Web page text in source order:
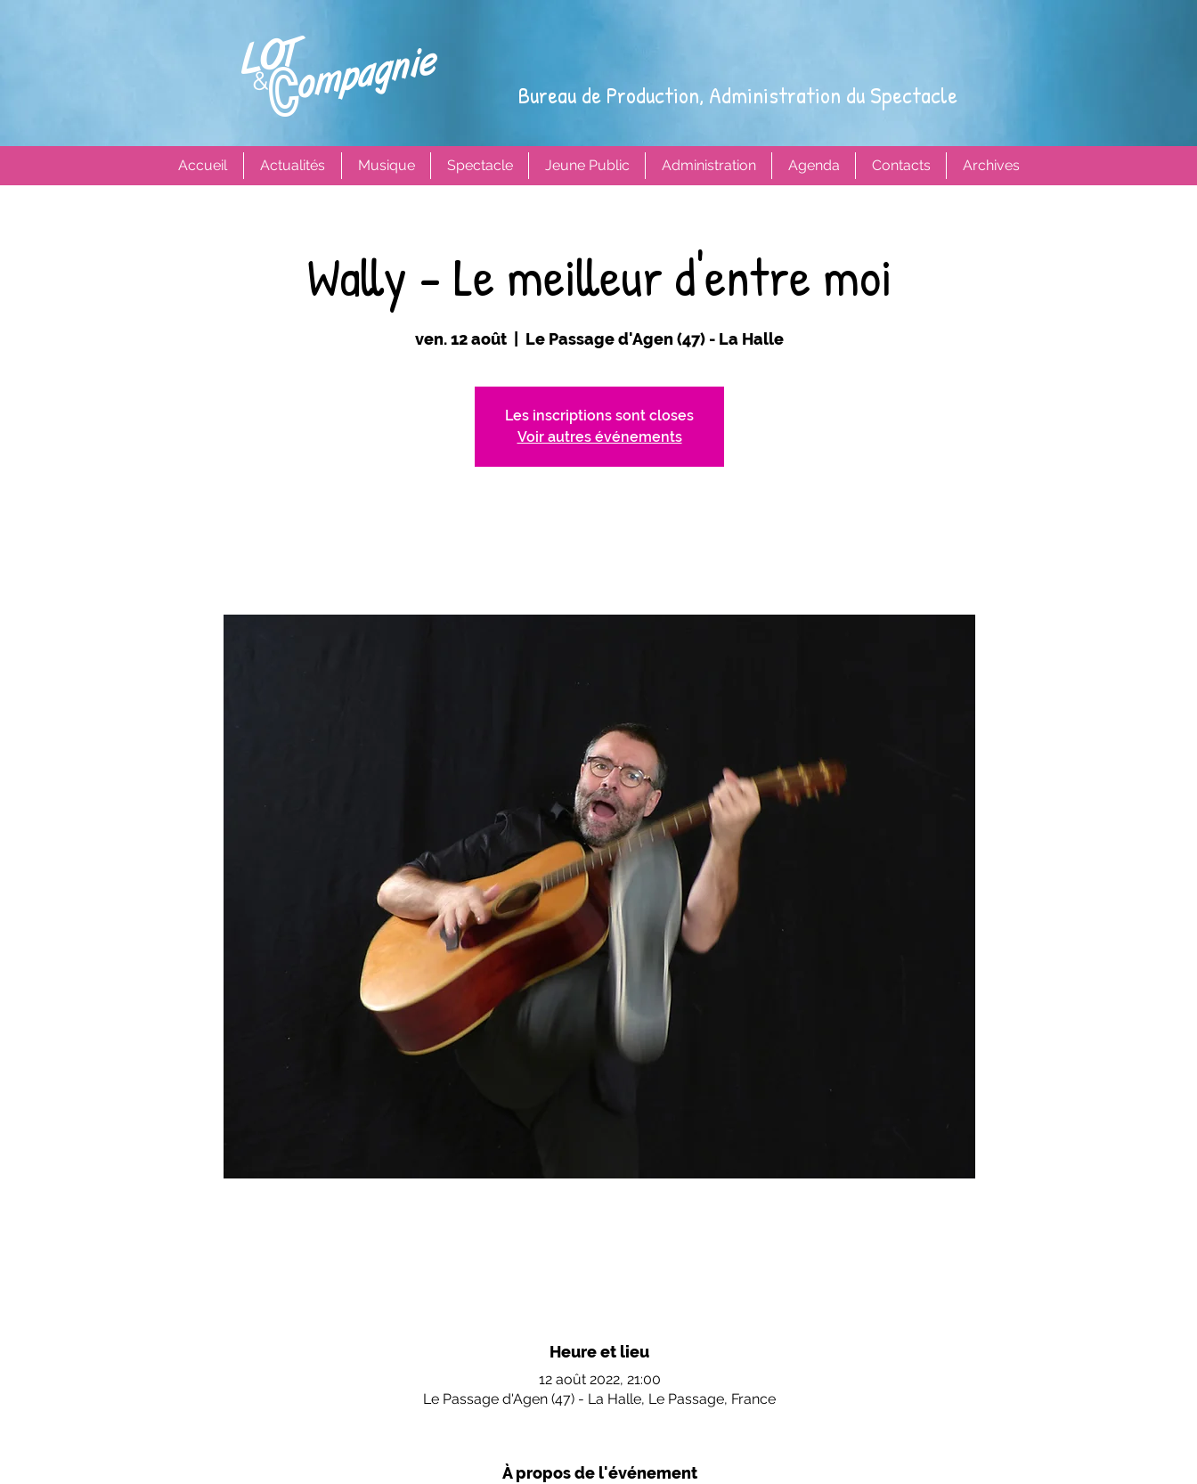
Bureau de Production, Administration du Spectacle
Accueil Actualités Musique Spectacle Jeune Public Administration Agenda Contacts Archives
Wally - Le meilleur d'entre moi
ven. 12 août Le Passage d'Agen (47) - La Halle
Les inscriptions sont closes
Voir autres événements
Heure et lieu
12 août 2022, 21:00
Le Passage d'Agen (47) - La Halle, Le Passage, France
À propos de l'événement